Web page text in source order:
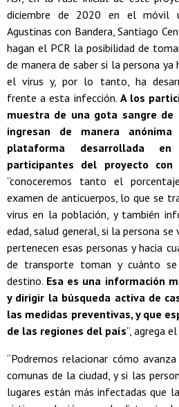
diciembre de 2020 en el móvil
Agustinas con Bandera, Santiago
hagan el PCR la posibilidad de
de manera de saber si la persona
el virus y, por lo tanto, ha
frente a esta infección. A los
muestra de una gota sangre de
ingresan de manera
plataforma desarrollada
participantes del proyecto con
“conoceremos tanto el
examen de anticuerpos, lo que se
virus en la población, y también
edad, salud general, si la persona
pertenecen esas personas y hacia
de transporte toman y cuánto
destino. Esa es una información
y dirigir la búsqueda activa de
las medidas preventivas, y que
de las regiones del país”, agrega
“Podremos relacionar cómo
comunas de la ciudad, y si las
lugares están más infectadas que